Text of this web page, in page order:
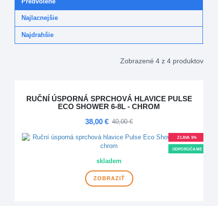
Najlacnejšie
Najdrahšie
Zobrazené 4 z 4 produktov
RUČNÍ ÚSPORNÁ SPRCHOVÁ HLAVICE PULSE
ECO SHOWER 6-8L - CHROM
38,00 € 40,00 €
ZĽAVA 5%
ODPORÚČAME
skladem
ZOBRAZIŤ